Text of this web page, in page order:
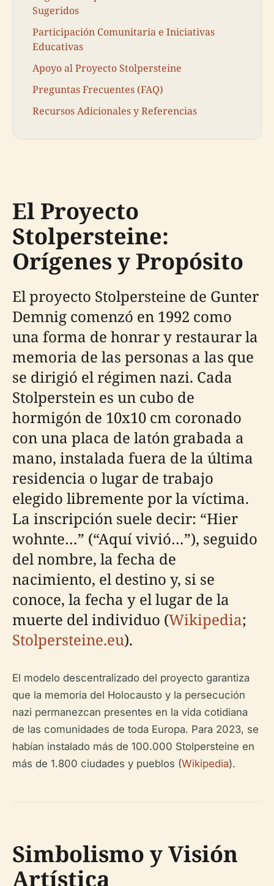
Sugeridos
Participación Comunitaria e Iniciativas
Educativas
Apoyo al Proyecto Stolpersteine
Preguntas Frecuentes (FAQ)
Recursos Adicionales y Referencias
El Proyecto
Stolpersteine:
Orígenes y Propósito
El proyecto Stolpersteine de Gunter
Demnig comenzó en 1992 como
una forma de honrar y restaurar la
memoria de las personas a las que
se dirigió el régimen nazi. Cada
Stolperstein es un cubo de
hormigón de 10x10 cm coronado
con una placa de latón grabada a
mano, instalada fuera de la última
residencia o lugar de trabajo
elegido libremente por la víctima.
La inscripción suele decir: “Hier
wohnte…” (“Aquí vivió…”), seguido
del nombre, la fecha de
nacimiento, el destino y, si se
conoce, la fecha y el lugar de la
muerte del individuo (Wikipedia;
Stolpersteine.eu).
El modelo descentralizado del proyecto garantiza
que la memoria del Holocausto y la persecución
nazi permanezcan presentes en la vida cotidiana
de las comunidades de toda Europa. Para 2023, se
habían instalado más de 100.000 Stolpersteine en
más de 1.800 ciudades y pueblos (Wikipedia).
Simbolismo y Visión
Artística